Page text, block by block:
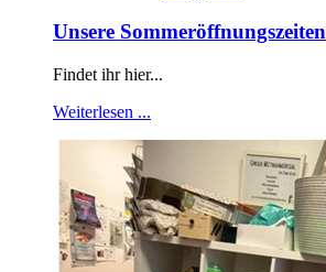
Unsere Sommeröffnungszeiten
Findet ihr hier...
Weiterlesen ...